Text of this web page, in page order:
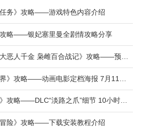
任务》攻略——游戏特色内容介绍
攻略——银妃塞里曼全剧情攻略分享
《刺客信条：影》攻略——DLC“淡路之爪”细节 10小时内容、当地寻宝
冒险》攻略——下载安装教程介绍